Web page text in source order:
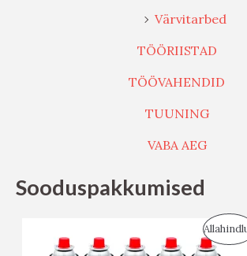
Värvitarbed
TÖÖRIISTAD
TÖÖVAHENDID
TUUNING
VABA AEG
Sooduspakkumised